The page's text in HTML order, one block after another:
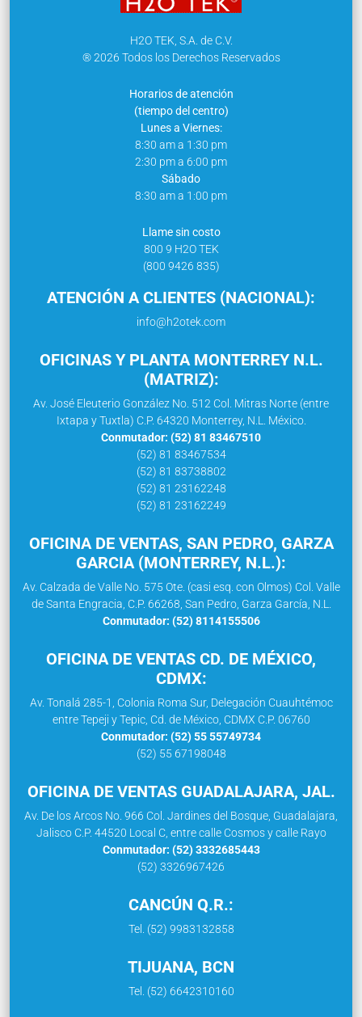
H2O TEK, S.A. de C.V.
® 2026 Todos los Derechos Reservados
Horarios de atención
(tiempo del centro)
Lunes a Viernes:
8:30 am a 1:30 pm
2:30 pm a 6:00 pm
Sábado
8:30 am a 1:00 pm
Llame sin costo
800 9 H2O TEK
(800 9426 835)
ATENCIÓN A CLIENTES (NACIONAL):
info@h2otek.com
OFICINAS Y PLANTA MONTERREY N.L.
(MATRIZ):
Av. José Eleuterio González No. 512 Col. Mitras Norte (entre
Ixtapa y Tuxtla) C.P. 64320 Monterrey, N.L. México.
Conmutador: (52) 81 83467510
(52) 81 83467534
(52) 81 83738802
(52) 81 23162248
(52) 81 23162249
OFICINA DE VENTAS, SAN PEDRO, GARZA
GARCIA (MONTERREY, N.L.):
Av. Calzada de Valle No. 575 Ote. (casi esq. con Olmos) Col. Valle
de Santa Engracia, C.P. 66268, San Pedro, Garza García, N.L.
Conmutador: (52) 8114155506
OFICINA DE VENTAS CD. DE MÉXICO,
CDMX:
Av. Tonalá 285-1, Colonia Roma Sur, Delegación Cuauhtémoc
entre Tepeji y Tepic, Cd. de México, CDMX C.P. 06760
Conmutador: (52) 55 55749734
(52) 55 67198048
OFICINA DE VENTAS GUADALAJARA, JAL.
Av. De los Arcos No. 966 Col. Jardines del Bosque, Guadalajara,
Jalisco C.P. 44520 Local C, entre calle Cosmos y calle Rayo
Conmutador: (52) 3332685443
(52) 3326967426
CANCÚN Q.R.:
Tel. (52) 9983132858
TIJUANA, BCN
Tel. (52) 6642310160